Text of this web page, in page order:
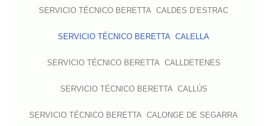
SERVICIO TÉCNICO BERETTA CALDES D’ESTRAC
SERVICIO TÉCNICO BERETTA CALELLA
SERVICIO TÉCNICO BERETTA CALLDETENES
SERVICIO TÉCNICO BERETTA CALLÚS
SERVICIO TÉCNICO BERETTA CALONGE DE SEGARRA